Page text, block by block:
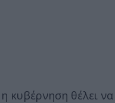
κυβέρνηση θέλει